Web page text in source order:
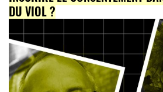
DU VIOL ?